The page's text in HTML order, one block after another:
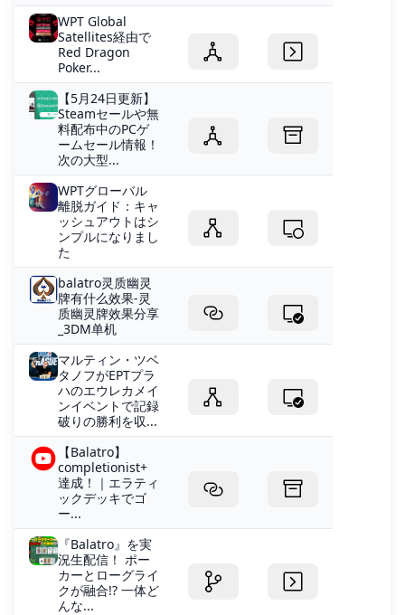
WPT Global
Satellites経由で
Red Dragon
Poker...
【5月24日更新】
Steamセールや無
料配布中のPCゲ
ームセール情報！
次の大型...
WPTグローバル
離脱ガイド：キャ
ッシュアウトはシ
ンプルになりまし
た
balatro灵质幽灵
牌有什么效果-灵
质幽灵牌效果分享
_3DM单机
マルティン・ツベ
タノフがEPTプラ
ハのエウレカメイ
ンイベントで記録
破りの勝利を収...
【Balatro】
completionist+
達成！｜エラティ
ックデッキでゴ
ー...
『Balatro』を実
況生配信！ ポー
カーとローグライ
クが融合!? 一体ど
んな...